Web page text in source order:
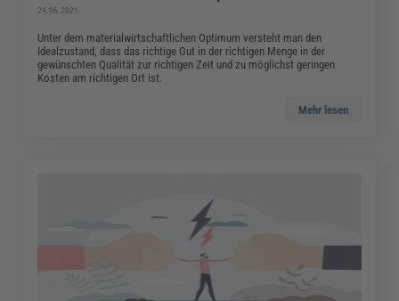
24.06.2021
Unter dem materialwirtschaftlichen Optimum versteht man den
Idealzustand, dass das richtige Gut in der richtigen Menge in der
gewünschten Qualität zur richtigen Zeit und zu möglichst geringen
Kosten am richtigen Ort ist.
Mehr lesen